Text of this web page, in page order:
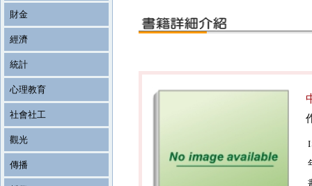
財金
經濟
統計
心理教育
社會社工
觀光
傳播